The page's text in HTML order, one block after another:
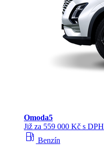
Omoda5
Již za 559 000 Kč s DPH
local_gas_station Benzín